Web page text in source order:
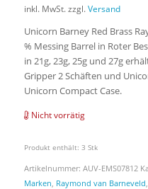
inkl. MwSt. zzgl. Versand
Unicorn Barney Red Brass
% Messing Barrel in Roter
in 21g, 23g, 25g und 27g
Gripper 2 Schäften und
Unicorn Compact Case.
Nicht vorrätig
Produkt enthält: 3 Stk
Artikelnummer: AUV-EMS07812
Marken Raymond van Barneveld